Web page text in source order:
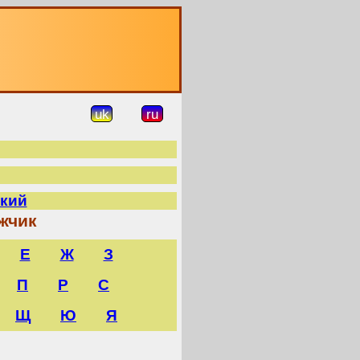
uk ru
Е Ж
З
П Р
С
Щ Ю Я